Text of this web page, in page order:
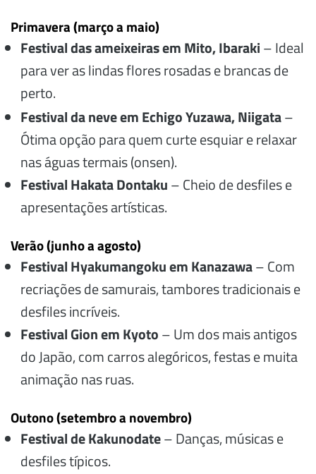
Primavera (março a maio)
Festival das ameixeiras em Mito, Ibaraki– Ideal
para ver as lindas flores rosadas e brancas de
perto.
Festival da neve em Echigo Yuzawa, Niigata–
Ótima opção para quem curte esquiar e relaxar
nas águas termais (onsen).
Festival Hakata Dontaku– Cheio de desfiles e
apresentações artísticas.
Verão (junho a agosto)
Festival Hyakumangoku em Kanazawa– Com
recriações de samurais, tambores tradicionais e
desfiles incríveis.
Festival Gion em Kyoto– Um dos mais antigos
do Japão, com carros alegóricos, festas e muita
animação nas ruas.
Outono (setembro a novembro)
Festival de Kakunodate– Danças, músicas e
desfiles típicos.